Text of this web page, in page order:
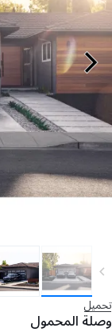
تحميل
وصلة المحمول